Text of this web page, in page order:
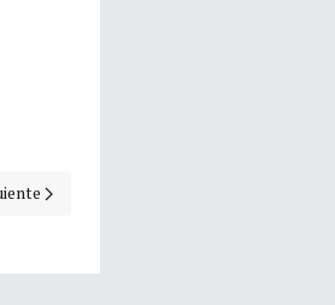
siguiente: Interpretación geométrica